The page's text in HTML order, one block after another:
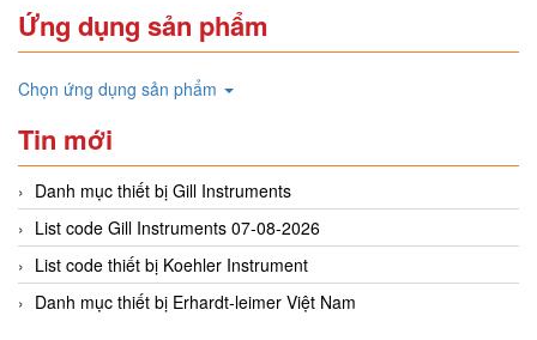
Ứng dụng sản phẩm
Chọn ứng dụng sản phẩm
Tin mới
Danh mục thiết bị Gill Instruments
List code Gill Instruments 07-08-2026
List code thiết bị Koehler Instrument
Danh mục thiết bị Erhardt-leimer Việt Nam